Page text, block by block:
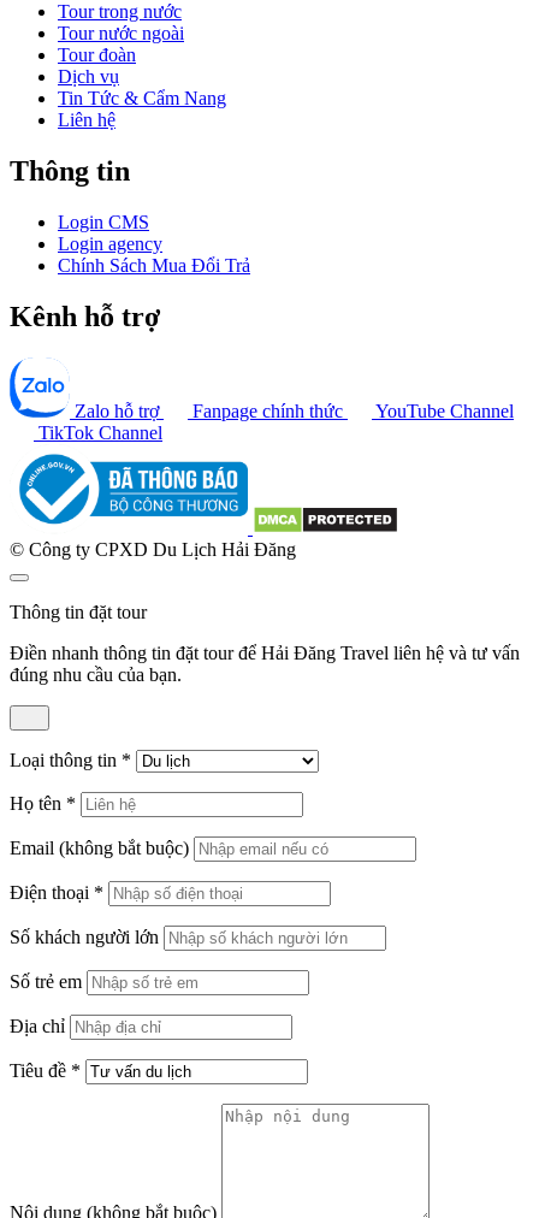
Tour trong nước
Tour nước ngoài
Tour đoàn
Dịch vụ
Tin Tức & Cẩm Nang
Liên hệ
Thông tin
Login CMS
Login agency
Chính Sách Mua Đổi Trả
Kênh hỗ trợ
Zalo hỗ trợ Fanpage chính thức
YouTube Channel
TikTok Channel
© Công ty CPXD Du Lịch Hải Đăng
Thông tin đặt tour
Điền nhanh thông tin đặt tour để Hải Đăng Travel liên hệ và tư vấn
đúng nhu cầu của bạn.
Loại thông tin *
Họ tên *
Email (không bắt buộc)
Điện thoại *
Số khách người lớn
Số trẻ em
Địa chỉ
Tiêu đề *
Nội dung (không bắt buộc)